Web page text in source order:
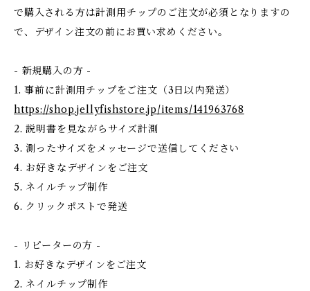
で購入される方は計測用チップのご注文が必須となりますの
で、デザイン注文の前にお買い求めください。
- 新規購入の方 -
1. 事前に計測用チップをご注文（3日以内発送）
https://shop.jellyfishstore.jp/items/141963768
2. 説明書を見ながらサイズ計測
3. 測ったサイズをメッセージで送信してください
4. お好きなデザインをご注文
5. ネイルチップ制作
6. クリックポストで発送
- リピーターの方 -
1. お好きなデザインをご注文
2. ネイルチップ制作